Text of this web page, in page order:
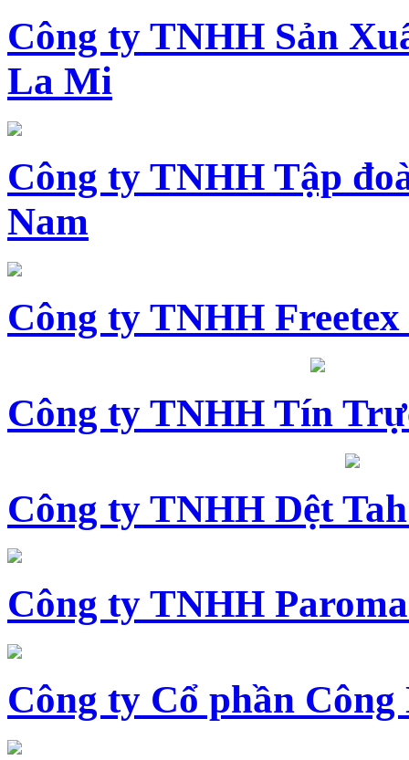
Công ty TNHH Sản
La Mi
Công ty TNHH Tập
Nam
Công ty TNHH
Công ty TNHH Tín
Công ty TNHH Dệt
Công ty TNHH
Công ty Cổ phần Công